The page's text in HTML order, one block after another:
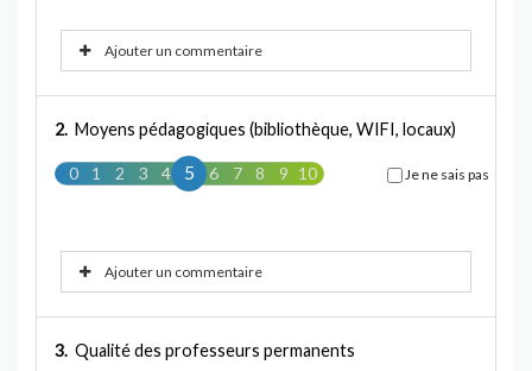
Ajouter un commentaire
2. Moyens pédagogiques (bibliothèque, WIFI, locaux)
5
0 1 2 3 4 5 6 7 8 9 10 Je ne sais pas
Ajouter un commentaire
3. Qualité des professeurs permanents